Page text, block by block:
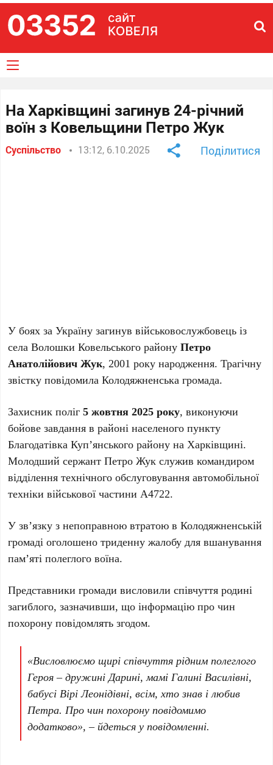
На Харківщині загинув 24-річний
воїн з Ковельщини Петро Жук
Суспільство 13:12, 6.10.2025 Поділитися
У боях за Україну загинув військовослужбовець із
села Волошки Ковельського районуПетро
Анатолійович Жук, 2001 року народження. Трагічну
звістку повідомила Колодяжненська громада.
Захисник поліг5 жовтня 2025 року, виконуючи
бойове завдання в районі населеного пункту
Благодатівка Куп’янського району на Харківщині.
Молодший сержант Петро Жук служив командиром
відділення технічного обслуговування автомобільної
техніки військової частини А4722.
У зв’язку з непоправною втратою в Колодяжненській
громаді оголошено триденну жалобу для вшанування
пам’яті полеглого воїна.
Представники громади висловили співчуття родині
загиблого, зазначивши, що інформацію про чин
похорону повідомлять згодом.
«Висловлюємо щирі співчуття рідним полеглого
Героя – дружині Дарині, мамі Галині Василівні,
бабусі Вірі Леонідівні, всім, хто знав і любив
Петра. Про чин похорону повідомимо
додатково», – йдеться у повідомленні.